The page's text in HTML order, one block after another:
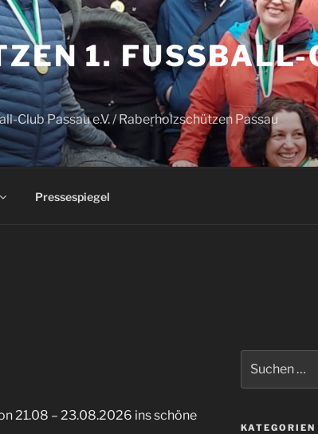
1. FUSSBALL-
Club Passau e.V. / Raberholzschützen Passau
Pressespiegel
21.08 – 23.08.2026 ins schöne
nach:
KATEGORIEN